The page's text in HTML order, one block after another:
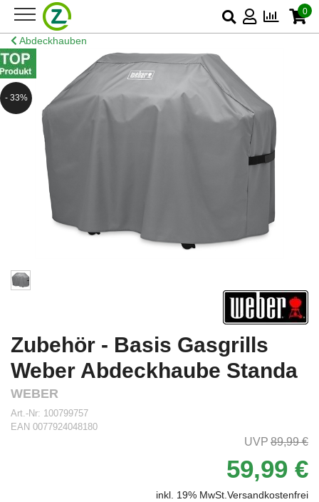
0
Abdeckhauben
- 33%
Zubehör - Basis Gasgrills
Weber Abdeckhaube Standa
WEBER
Art.-Nr: 100799757
EAN 0077924048180
89,99 €
59,99 €
inkl. 19% MwSt.Versandkostenfrei